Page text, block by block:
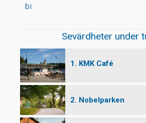
bi
l
P
Sevärdheter under
1. KMK Café
2. Nobelparken